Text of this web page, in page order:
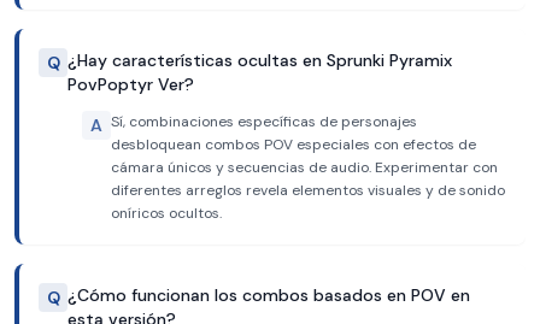
Q ¿Hay características ocultas en Sprunki Pyramix
PovPoptyr Ver?
A Sí, combinaciones específicas de personajes
desbloquean combos POV especiales con efectos de
cámara únicos y secuencias de audio. Experimentar con
diferentes arreglos revela elementos visuales y de sonido
oníricos ocultos.
Q ¿Cómo funcionan los combos basados en POV en
esta versión?